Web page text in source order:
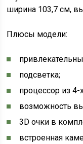
ширина 103,7 см,
Плюсы модели:
подсветка;
процессор из 4-
возможность
3D очки в
встроенная